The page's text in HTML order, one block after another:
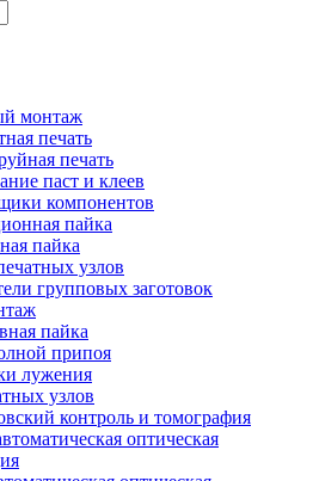
монтаж
печать
печать
паст и клеев
компонентов
пайка
пайка
узлов
групповых заготовок
пайка
припоя
лужения
узлов
контроль и томография
оптическая